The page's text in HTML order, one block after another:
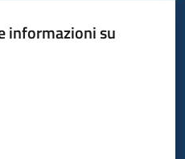
informazioni su